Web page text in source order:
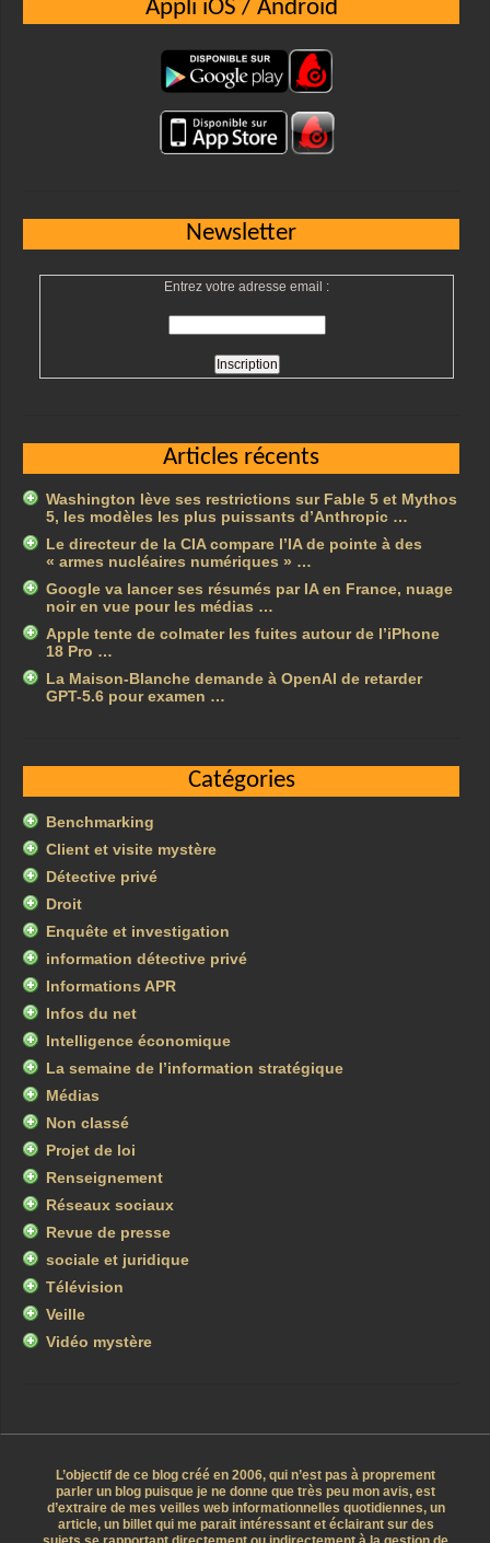
Appli iOS / Android
Newsletter
Entrez votre adresse email :
Articles récents
Washington lève ses restrictions sur Fable 5 et Mythos
5, les modèles les plus puissants d’Anthropic …
Le directeur de la CIA compare l’IA de pointe à des
« armes nucléaires numériques » …
Google va lancer ses résumés par IA en France, nuage
noir en vue pour les médias …
Apple tente de colmater les fuites autour de l’iPhone
18 Pro …
La Maison-Blanche demande à OpenAI de retarder
GPT-5.6 pour examen …
Catégories
Benchmarking
Client et visite mystère
Détective privé
Droit
Enquête et investigation
information détective privé
Informations APR
Infos du net
Intelligence économique
La semaine de l’information stratégique
Médias
Non classé
Projet de loi
Renseignement
Réseaux sociaux
Revue de presse
sociale et juridique
Télévision
Veille
Vidéo mystère
L’objectif de ce blog créé en 2006, qui n’est pas à proprement
parler un blog puisque je ne donne que très peu mon avis, est
d’extraire de mes veilles web informationnelles quotidiennes, un
article, un billet qui me parait intéressant et éclairant sur des